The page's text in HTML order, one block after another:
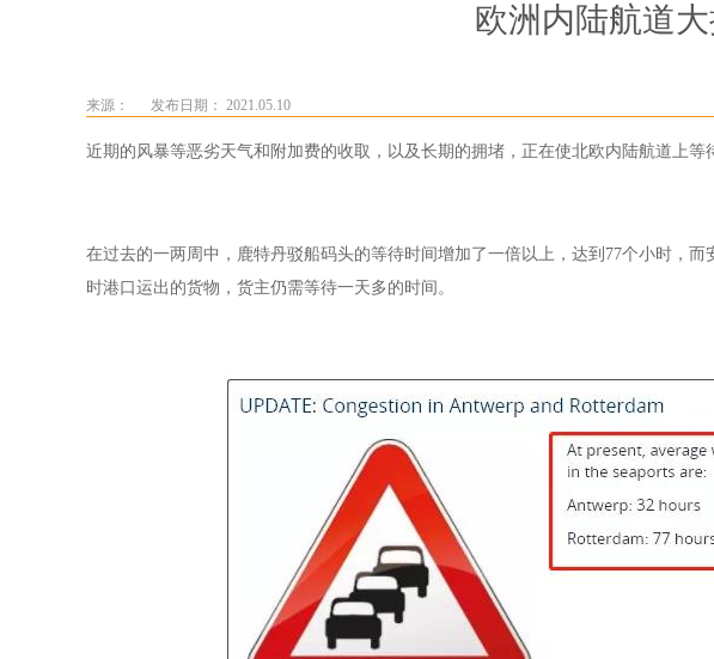
欧洲内陆航道大
来源： 发布日期： 2021.05.10
近期的风暴等恶劣天气和附加费的收取，以及长期的拥堵，正在使北欧内陆航道上等
在过去的一两周中，鹿特丹驳船码头的等待时间增加了一倍以上，达到77个小时，
时港口运出的货物，货主仍需等待一天多的时间。